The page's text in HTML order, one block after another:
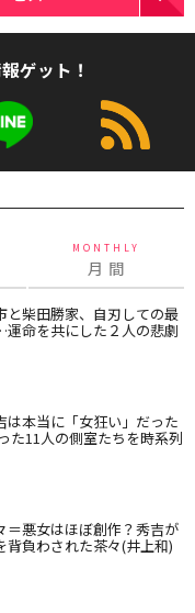
ゲット！
MONTHLY
月 間
と柴田勝家、自刃しての最
命を共にした２人の悲劇
は本当に「女狂い」だった
た11人の側室たちを時系列
＝悪女はほぼ創作？秀吉が
背負わされた茶々(井上和)